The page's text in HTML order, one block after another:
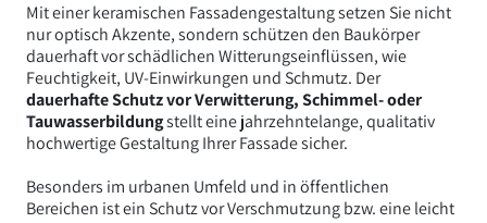
Mit einer keramischen Fassadengestaltung setzen Sie nicht
nur optisch Akzente, sondern schützen den Baukörper
dauerhaft vor schädlichen Witterungseinflüssen, wie
Feuchtigkeit, UV-Einwirkungen und Schmutz. Der
dauerhafte Schutz vor Verwitterung, Schimmel- oder
Tauwasserbildungstellt eine jahrzehntelange, qualitativ
hochwertige Gestaltung Ihrer Fassade sicher.
Besonders im urbanen Umfeld und in öffentlichen
Bereichen ist ein Schutz vor Verschmutzung bzw. eine leicht